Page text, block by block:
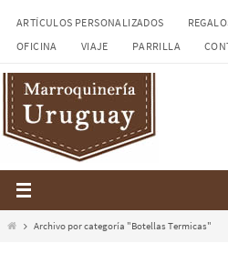
ARTÍCULOS PERSONALIZADOS
OFICINA
VIAJE PARRILLA
InicioArchivo por categoría "Botellas Termicas"